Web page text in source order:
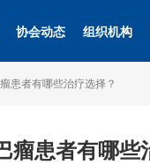
协会动态 组织机构
患者有哪些治疗选择？
瘤患者有哪些